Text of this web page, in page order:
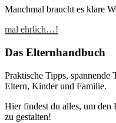
Manchmal braucht es klare
mal ehrlich…!
Das Elternhandbuch
Praktische Tipps,
Eltern, Kinder und Familie.
Hier findest du alles, um den
zu gestalten!